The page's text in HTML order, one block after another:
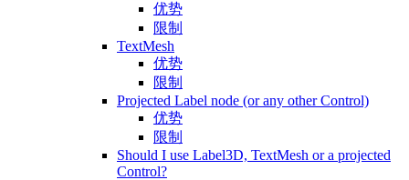
优势
限制
TextMesh
优势
限制
Projected Label node (or any other Control)
优势
限制
Should I use Label3D, TextMesh or a projected
Control?